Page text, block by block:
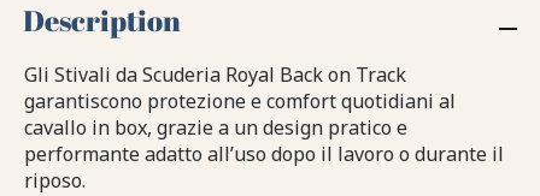
Description
Gli Stivali da Scuderia Royal Back on Track
garantiscono protezione e comfort quotidiani al
cavallo in box, grazie a un design pratico e
performante adatto all’uso dopo il lavoro o durante il
riposo.